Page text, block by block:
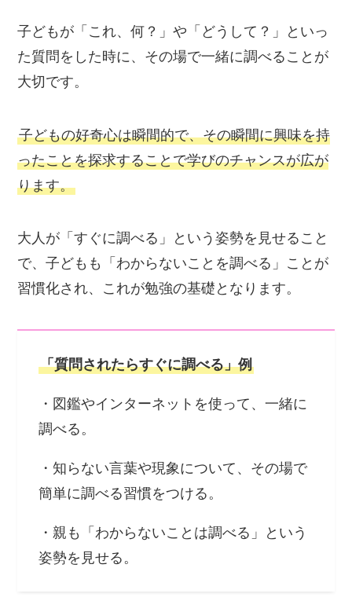
子どもが「これ、何？」や「どうして？」といっ
た質問をした時に、その場で一緒に調べることが
大切です。
子どもの好奇心は瞬間的で、その瞬間に興味を持
ったことを探求することで学びのチャンスが広が
ります。
大人が「すぐに調べる」という姿勢を見せること
で、子どもも「わからないことを調べる」ことが
習慣化され、これが勉強の基礎となります。
「質問されたらすぐに調べる」例
・図鑑やインターネットを使って、一緒に
調べる。
・知らない言葉や現象について、その場で
簡単に調べる習慣をつける。
・親も「わからないことは調べる」という
姿勢を見せる。